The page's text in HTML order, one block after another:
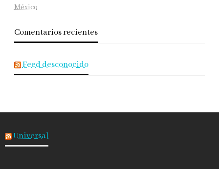
México
Comentarios recientes
Feed desconocido
Universal